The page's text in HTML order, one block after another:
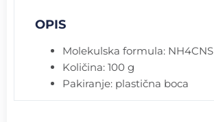
OPIS
Molekulska formula: NH4CNS
Količina: 100 g
Pakiranje: plastična boca